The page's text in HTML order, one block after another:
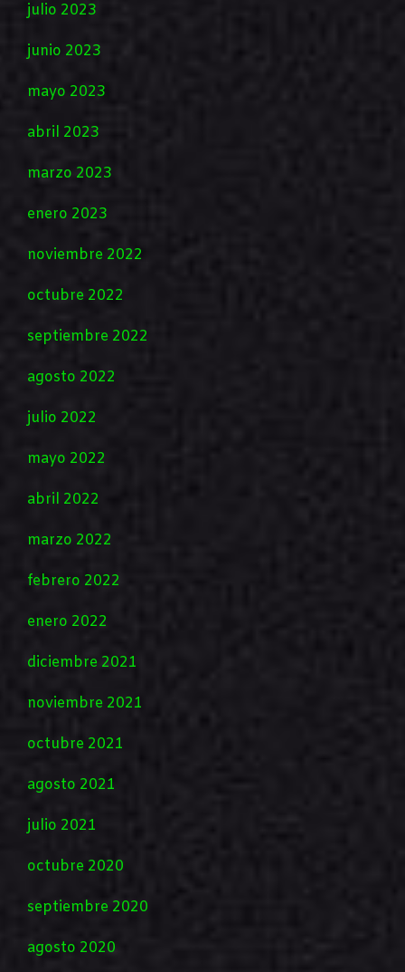
julio 2023
junio 2023
mayo 2023
abril 2023
marzo 2023
enero 2023
noviembre 2022
octubre 2022
septiembre 2022
agosto 2022
julio 2022
mayo 2022
abril 2022
marzo 2022
febrero 2022
enero 2022
diciembre 2021
noviembre 2021
octubre 2021
agosto 2021
julio 2021
octubre 2020
septiembre 2020
agosto 2020